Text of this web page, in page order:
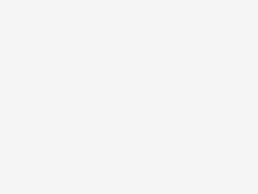
Roku Jubileuszowego upamiętniającego 800-lecie pierwszej wzmianki o Iłowie